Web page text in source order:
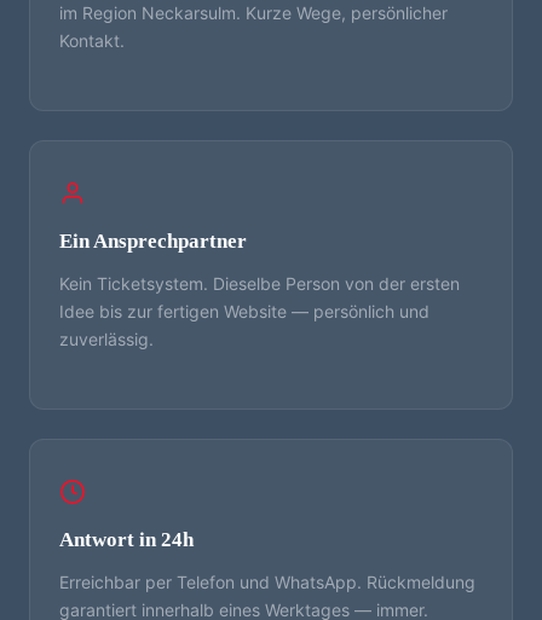
im Region Neckarsulm. Kurze Wege, persönlicher
Kontakt.
Ein Ansprechpartner
Kein Ticketsystem. Dieselbe Person von der ersten
Idee bis zur fertigen Website — persönlich und
zuverlässig.
Antwort in 24h
Erreichbar per Telefon und WhatsApp. Rückmeldung
garantiert innerhalb eines Werktages — immer.